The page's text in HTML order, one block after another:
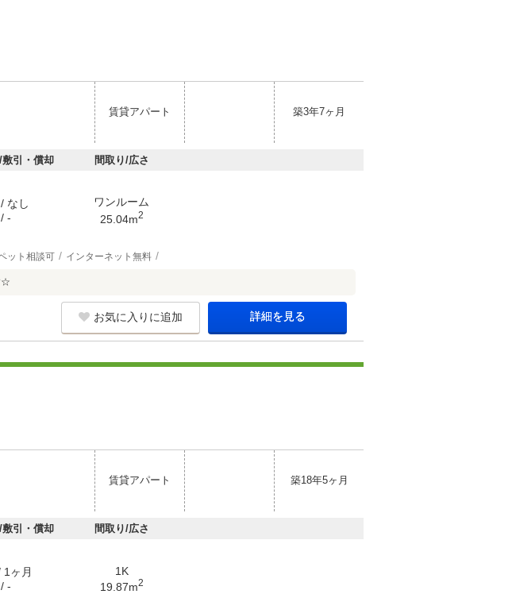
賃貸アパート 築3年7ヶ月
引・償却 間取り/広さ
なし
-
ワンルーム
25.04m2
ット相談可 インターネット無料
☆
お気に入りに追加 詳細を見る
賃貸アパート 築18年5ヶ月
引・償却 間取り/広さ
1ヶ月
-
1K
19.87m2